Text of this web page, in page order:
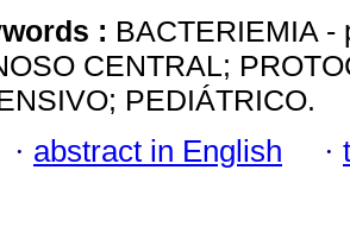
: BACTERIEMIA -
CENTRAL;
PEDIÁTRICO.
· abstract in English ·